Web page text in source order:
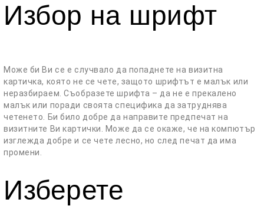
Избор на шрифт
Може би Ви се е случвало да попаднете на визитна
картичка, която не се чете, защото шрифтът е малък или
неразбираем. Съобразете шрифта – да не е прекалено
малък или поради своята специфика да затруднява
четенето. Би било добре да направите предпечат на
визитните Ви картички. Може да се окаже, че на компютър
изглежда добре и се чете лесно, но след печат да има
промени.
Изберете